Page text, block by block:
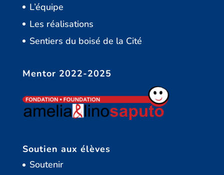
L’équipe
Les réalisations
Sentiers du boisé de la Cité
Mentor 2022-2025
Soutien aux élèves
Soutenir